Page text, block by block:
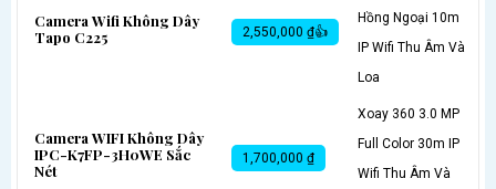
Camera Wifi Không Dây
Tapo C225
2,550,000 ₫👍
Hồng Ngoại 10m
IP Wifi Thu Âm Và
Loa
Camera WIFI Không Dây
IPC-K7FP-3H0WE Sắc
Nét
1,700,000 ₫
Xoay 360 3.0 MP
Full Color 30m IP
Wifi Thu Âm Và